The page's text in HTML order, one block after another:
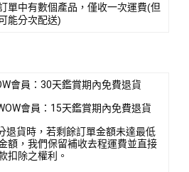
單中有數個產品，僅收一次運費(但
能分次配送)
會員：30天鑑賞期內免費退貨
會員：15天鑑賞期內免費退貨
退貨時，若剩餘訂單金額未達最低
額，我們保留補收去程運費並直接
扣除之權利。